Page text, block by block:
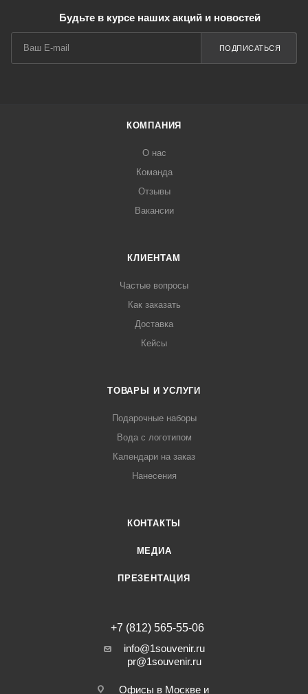
Будьте в курсе наших акций и новостей
ПОДПИСАТЬСЯ
КОМПАНИЯ
О нас
Команда
Отзывы
Вакансии
КЛИЕНТАМ
Частые вопросы
Как заказать
Доставка
Кейсы
ТОВАРЫ И УСЛУГИ
Подарочные наборы
Вода с логотипом
Календари на заказ
Нанесения
КОНТАКТЫ
МЕДИА
ПРЕЗЕНТАЦИЯ
+7 (812) 565-55-06
info@1souvenir.ru
pr@1souvenir.ru
Офисы в Москве и